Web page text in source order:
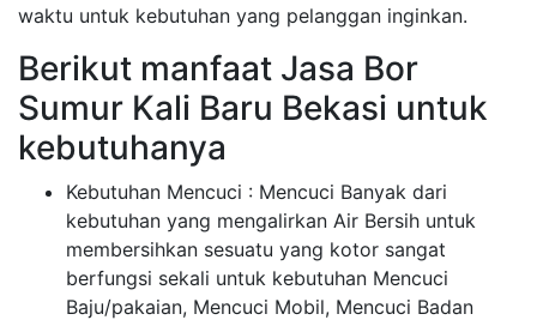
waktu untuk kebutuhan yang pelanggan inginkan.
Berikut manfaat Jasa Bor
Sumur Kali Baru Bekasi untuk
kebutuhanya
Kebutuhan Mencuci : Mencuci Banyak dari
kebutuhan yang mengalirkan Air Bersih untuk
membersihkan sesuatu yang kotor sangat
berfungsi sekali untuk kebutuhan Mencuci
Baju/pakaian, Mencuci Mobil, Mencuci Badan